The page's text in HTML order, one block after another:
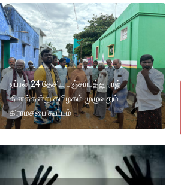
ஏப்ரல்-24 தேசிய பஞ்சாயத்து ராஜ்
தினத்தன்று தமிழகம் முழுவதும்
கிராமசபை கூட்டம்